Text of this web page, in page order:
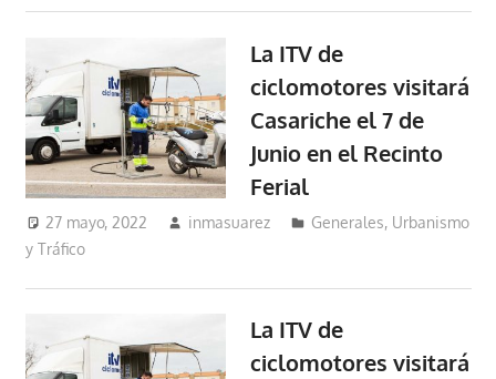
La ITV de
ciclomotores visitará
Casariche el 7 de
Junio en el Recinto
Ferial
27 mayo, 2022 inmasuarez Generales, Urbanismo
y Tráfico
La ITV de
ciclomotores visitará